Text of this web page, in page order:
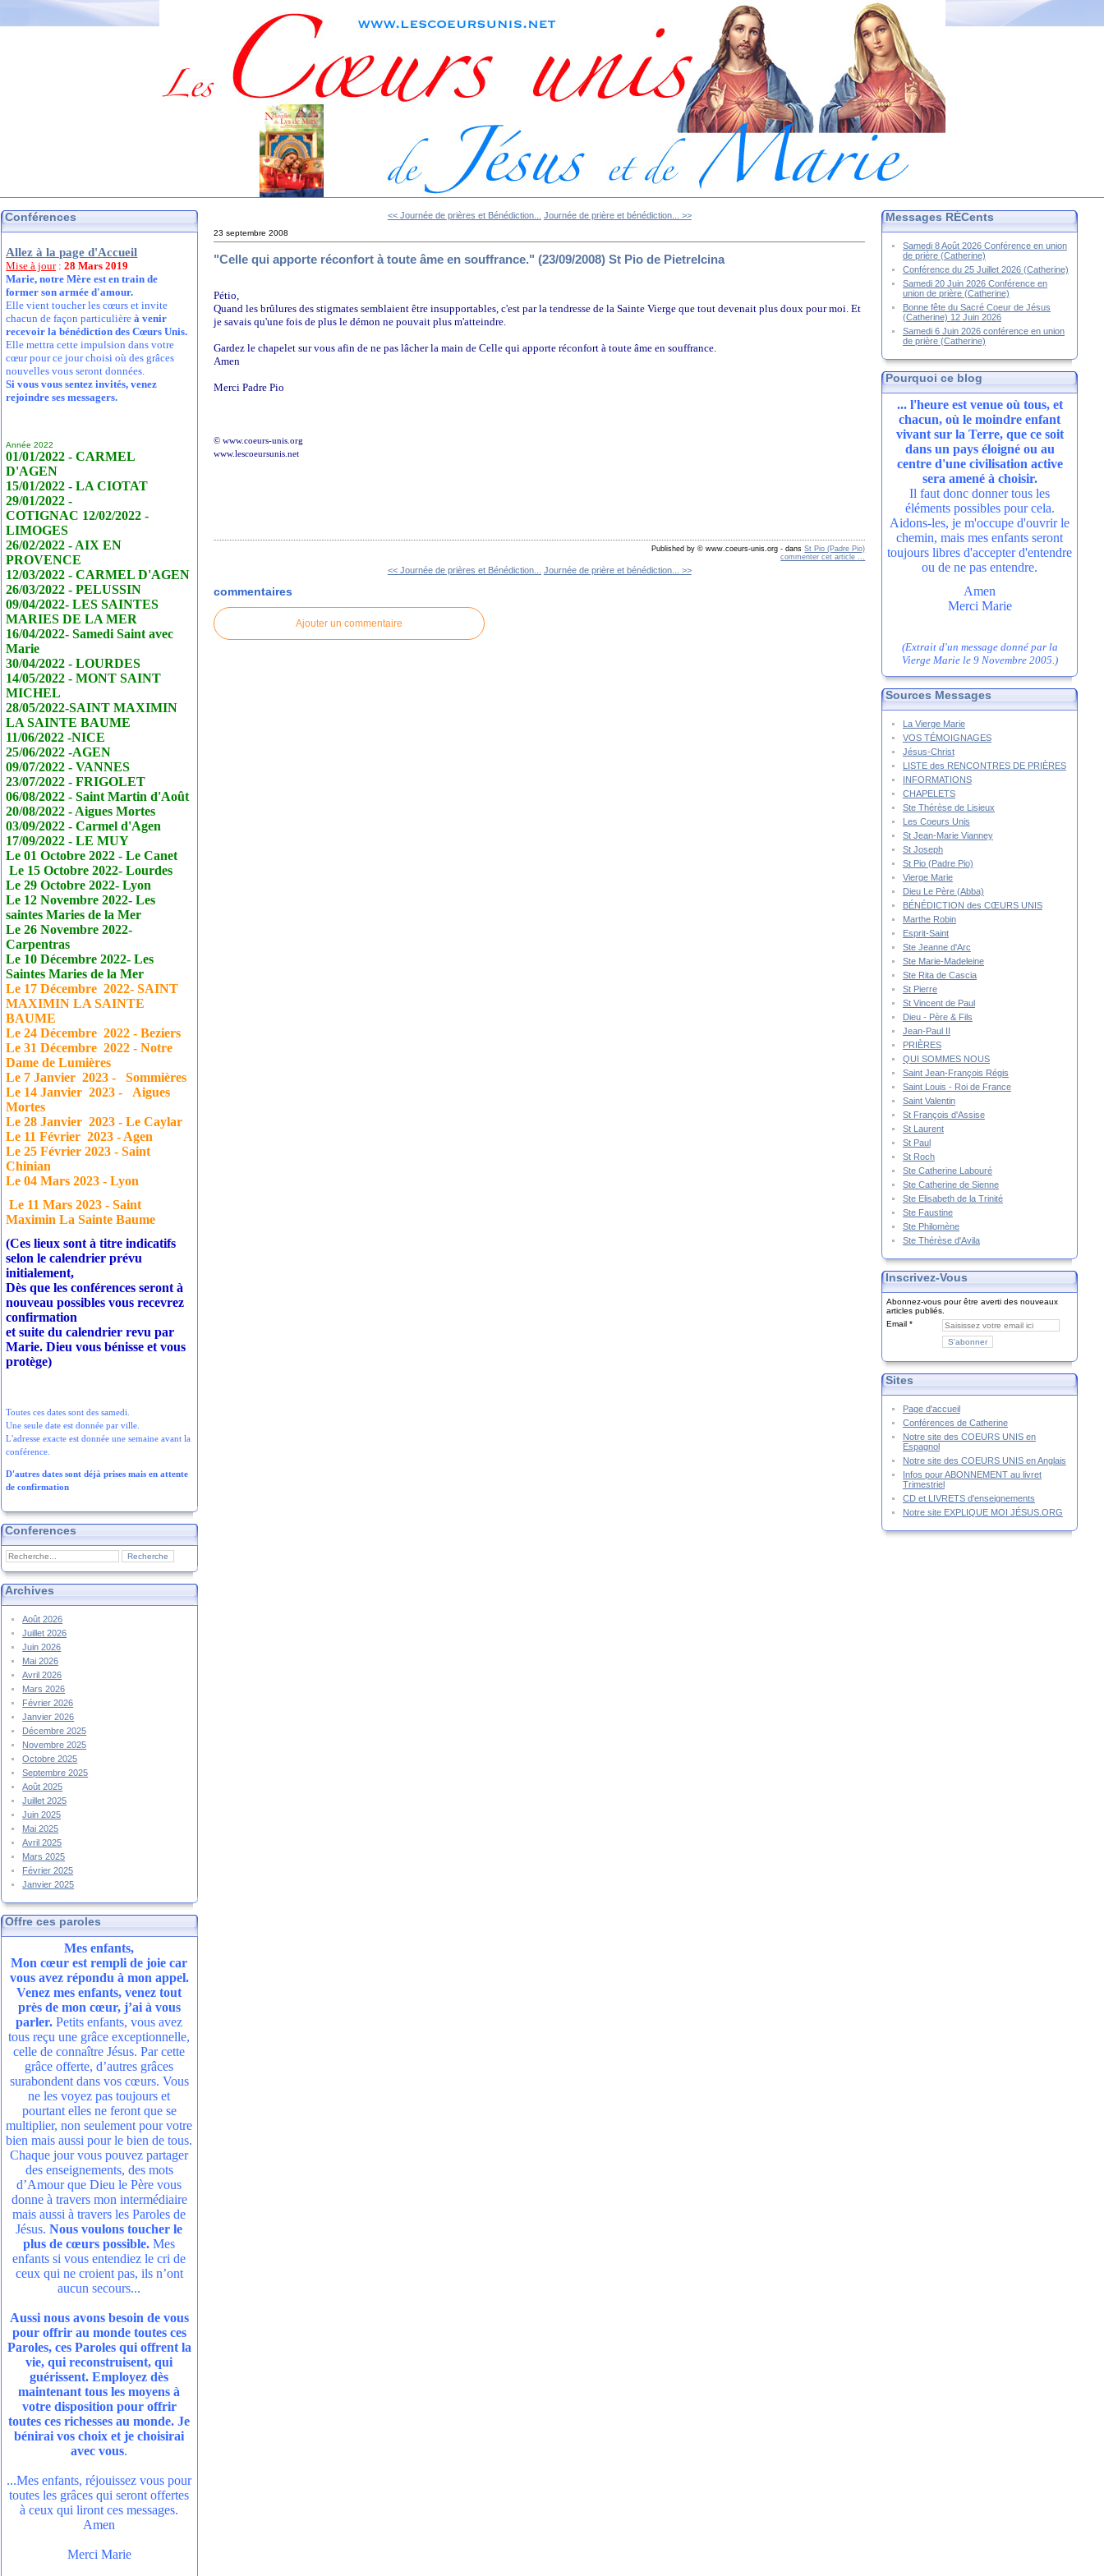
Conférences
Allez à la page d'Accueil
Mise à jour:28 Mars 2019
Marie, notre Mère est en train de
former son armée d'amour.
Elle vient toucher les cœurs et invite
chacun de façon particulièreà venir
recevoir la bénédiction des Cœurs Unis.
Elle mettra cette impulsion dans votre
cœur pour ce jour choisi où des grâces
nouvelles vous seront données.
Si vous vous sentez invités, venez
rejoindre ses messagers.
Année 2022
01/01/2022 - CARMEL
D'AGEN
15/01/2022 - LA CIOTAT
29/01/2022 -
COTIGNAC 12/02/2022 -
LIMOGES
26/02/2022 - AIX EN
PROVENCE
12/03/2022 - CARMEL D'AGEN
26/03/2022 - PELUSSIN
09/04/2022- LES SAINTES
MARIES DE LA MER
16/04/2022- Samedi Saint avec
Marie
30/04/2022 - LOURDES
14/05/2022 - MONT SAINT
MICHEL
28/05/2022-SAINT MAXIMIN
LA SAINTE BAUME
11/06/2022 -NICE
25/06/2022 -AGEN
09/07/2022 - VANNES
23/07/2022 - FRIGOLET
06/08/2022 - Saint Martin d'Août
20/08/2022 - Aigues Mortes
03/09/2022 - Carmel d'Agen
17/09/2022 - LE MUY
Le 01 Octobre 2022 - LeCanet
Le 15 Octobre 2022- Lourdes
Le 29 Octobre 2022- Lyon
Le 12 Novembre 2022- Les
saintes Maries de la Mer
Le 26 Novembre 2022-
Carpentras
Le 10 Décembre 2022- Les
Saintes Maries de la Mer
Le 17Décembre 2022- SAINT
MAXIMIN LA SAINTE
BAUME
Le 24Décembre 2022 - Beziers
Le 31Décembre 2022 - Notre
Dame de Lumières
Le 7 Janvier 2023 - Sommières
Le 14 Janvier 2023 - Aigues
Mortes
Le 28 Janvier 2023 - Le Caylar
Le 11 Février 2023 - Agen
Le 25 Février 2023 - Saint
Chinian
Le 04 Mars 2023 - Lyon
Le 11 Mars 2023 - Saint
Maximin La Sainte Baume
(Ces lieux sont à titre indicatifs
selon le calendrier prévu
initialement,
Dès que les conférences seront à
nouveau possibles vous recevrez
confirmation
et suite du calendrier revu par
Marie. Dieu vous bénisse et vous
protège)
Toutes ces dates sont des samedi.
Une seule date est donnée par ville.
L'adresse exacte est donnée une semaine avant la
conférence.
D'autres dates sont déjà prises mais en attente
de confirmation
Conferences
Archives
Août 2026
Juillet 2026
Juin 2026
Mai 2026
Avril 2026
Mars 2026
Février 2026
Janvier 2026
Décembre 2025
Novembre 2025
Octobre 2025
Septembre 2025
Août 2025
Juillet 2025
Juin 2025
Mai 2025
Avril 2025
Mars 2025
Février 2025
Janvier 2025
Offre ces paroles
Mes enfants,
Mon cœur est rempli de joie car
vous avez répondu à mon appel.
Venez mes enfants, venez tout
près de mon cœur, j’ai à vous
parler. Petits enfants, vous avez
tous reçu une grâce exceptionnelle,
celle de connaître Jésus. Par cette
grâce offerte, d’autres grâces
surabondent dans vos cœurs. Vous
ne les voyez pas toujours et
pourtant elles ne feront que se
multiplier, non seulement pour votre
bien mais aussi pour le bien de tous.
Chaque jour vous pouvez partager
des enseignements, des mots
d’Amour que Dieu le Père vous
donne à travers mon intermédiaire
mais aussi à travers les Paroles de
Jésus.Nous voulons toucher le
plus de cœurs possible. Mes
enfants si vous entendiez le cri de
ceux qui ne croient pas, ils n’ont
aucun secours...
Aussi nous avons besoin de vous
pour offrir au monde toutes ces
Paroles, ces Paroles qui offrent la
vie, qui reconstruisent, qui
guérissent. Employez dès
maintenant tous les moyens à
votre disposition pour offrir
toutes ces richesses au monde. Je
bénirai vos choix et je choisirai
avec vous.
...Mes enfants, réjouissez vous pour
toutes les grâces qui seront offertes
à ceux qui liront ces messages.
Amen
Merci Marie
<< Journée de prières et Bénédiction... Journée de prière et bénédiction... >>
23 septembre 2008
"Celle qui apporte réconfort à toute âme en souffrance." (23/09/2008) St Pio de Pietrelcina
Pétio,
Quand les brûlures des stigmates semblaient être insupportables, c'est par la tendresse de la Sainte Vierge que tout devenait plus doux pour moi. Et
je savais qu'une fois de plus le démon ne pouvait plus m'atteindre.
Gardez le chapelet sur vous afin de ne pas lâcher la main de Celle qui apporte réconfort à toute âme en souffrance.
Amen
Merci Padre Pio
© www.coeurs-unis.org
www.lescoeursunis.net
Published by © www.coeurs-unis.org - dansSt Pio (Padre Pio)
commenter cet article …
<< Journée de prières et Bénédiction... Journée de prière et bénédiction... >>
commentaires
Ajouter un commentaire
Messages RÉCents
Samedi 8 Août 2026 Conférence en union
de prière (Catherine)
Conférence du 25 Juillet 2026 (Catherine)
Samedi 20 Juin 2026 Conférence en
union de prière (Catherine)
Bonne fête du Sacré Coeur de Jésus
(Catherine) 12 Juin 2026
Samedi 6 Juin 2026 conférence en union
de prière (Catherine)
Pourquoi ce blog
... l'heure est venue où tous, et
chacun, où le moindre enfant
vivant sur la Terre, que ce soit
dans un pays éloigné ou au
centre d'une civilisation active
sera amené à choisir.
Il faut donc donner tous les
éléments possibles pour cela.
Aidons-les, je m'occupe d'ouvrir le
chemin, mais mes enfants seront
toujours libres d'accepter d'entendre
ou de ne pas entendre.
Amen
Merci Marie
(Extrait d'un message donné par la
Vierge Marie le 9 Novembre 2005.)
Sources Messages
La Vierge Marie
VOS TÉMOIGNAGES
Jésus-Christ
LISTE des RENCONTRES DE PRIÈRES
INFORMATIONS
CHAPELETS
Ste Thérèse de Lisieux
Les Coeurs Unis
St Jean-Marie Vianney
St Joseph
St Pio (Padre Pio)
Vierge Marie
Dieu Le Père (Abba)
BÉNÉDICTION des CŒURS UNIS
Marthe Robin
Esprit-Saint
Ste Jeanne d'Arc
Ste Marie-Madeleine
Ste Rita de Cascia
St Pierre
St Vincent de Paul
Dieu - Père & Fils
Jean-Paul II
PRIÈRES
QUI SOMMES NOUS
Saint Jean-François Régis
Saint Louis - Roi de France
Saint Valentin
St François d'Assise
St Laurent
St Paul
St Roch
Ste Catherine Labouré
Ste Catherine de Sienne
Ste Elisabeth de la Trinité
Ste Faustine
Ste Philomène
Ste Thérèse d'Avila
Inscrivez-Vous
Abonnez-vous pour être averti des nouveaux
articles publiés.
Email
Sites
Page d'accueil
Conférences de Catherine
Notre site des COEURS UNIS en
Espagnol
Notre site des COEURS UNIS en Anglais
Infos pour ABONNEMENT au livret
Trimestriel
CD et LIVRETS d'enseignements
Notre site EXPLIQUE MOI JÉSUS.ORG